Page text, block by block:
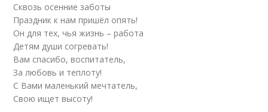
Сквозь осенние заботы
Праздник к нам пришёл опять!
Он для тех, чья жизнь – работа
Детям души согревать!
Вам спасибо, воспитатель,
За любовь и теплоту!
С Вами маленький мечтатель,
Свою ищет высоту!